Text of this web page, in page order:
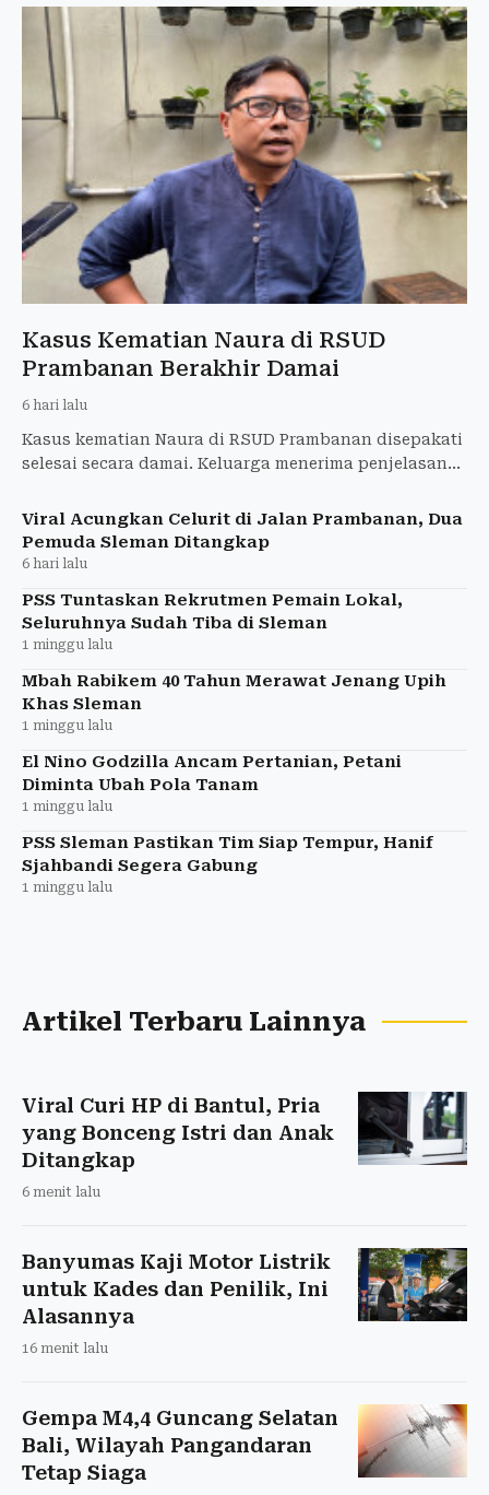
Kasus Kematian Naura di RSUD
Prambanan Berakhir Damai
6 hari lalu
Kasus kematian Naura di RSUD Prambanan disepakati
selesai secara damai. Keluarga menerima penjelasan
Viral Acungkan Celurit di Jalan Prambanan, Dua
Pemuda Sleman Ditangkap
6 hari lalu
PSS Tuntaskan Rekrutmen Pemain Lokal,
Seluruhnya Sudah Tiba di Sleman
1 minggu lalu
Mbah Rabikem 40 Tahun Merawat Jenang Upih
Khas Sleman
1 minggu lalu
El Nino Godzilla Ancam Pertanian, Petani
Diminta Ubah Pola Tanam
1 minggu lalu
PSS Sleman Pastikan Tim Siap Tempur, Hanif
Sjahbandi Segera Gabung
1 minggu lalu
Artikel Terbaru Lainnya
Viral Curi HP di Bantul, Pria
yang Bonceng Istri dan Anak
Ditangkap
6 menit lalu
Banyumas Kaji Motor Listrik
untuk Kades dan Penilik, Ini
Alasannya
16 menit lalu
Gempa M4,4 Guncang Selatan
Bali, Wilayah Pangandaran
Tetap Siaga